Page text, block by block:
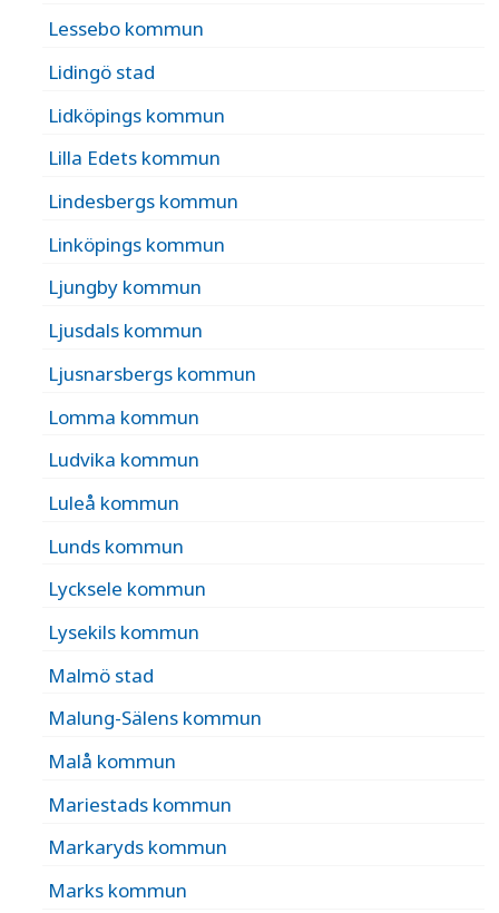
Lessebo kommun
Lidingö stad
Lidköpings kommun
Lilla Edets kommun
Lindesbergs kommun
Linköpings kommun
Ljungby kommun
Ljusdals kommun
Ljusnarsbergs kommun
Lomma kommun
Ludvika kommun
Luleå kommun
Lunds kommun
Lycksele kommun
Lysekils kommun
Malmö stad
Malung-Sälens kommun
Malå kommun
Mariestads kommun
Markaryds kommun
Marks kommun